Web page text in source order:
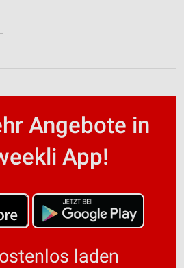
Angebote in
App!
laden